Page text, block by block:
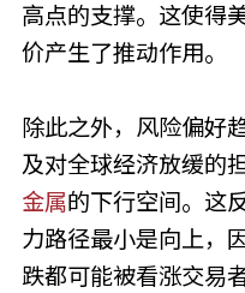
高点的支撑。这使得
价产生了推动作用。
除此之外，风险偏好
及对全球经济放缓的
金属的下行空间。这
力路径最小是向上，
跌都可能被看涨交易